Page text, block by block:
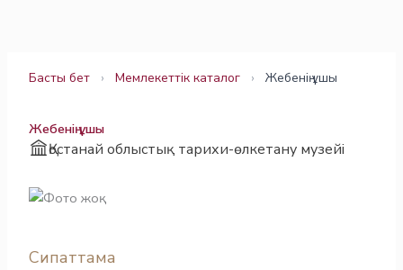
Басты бет › Мемлекеттік каталог › Жебенің ұшы
Жебенің ұшы
Қостанай облыстық тарихи-өлкетану музейі
Сипаттама